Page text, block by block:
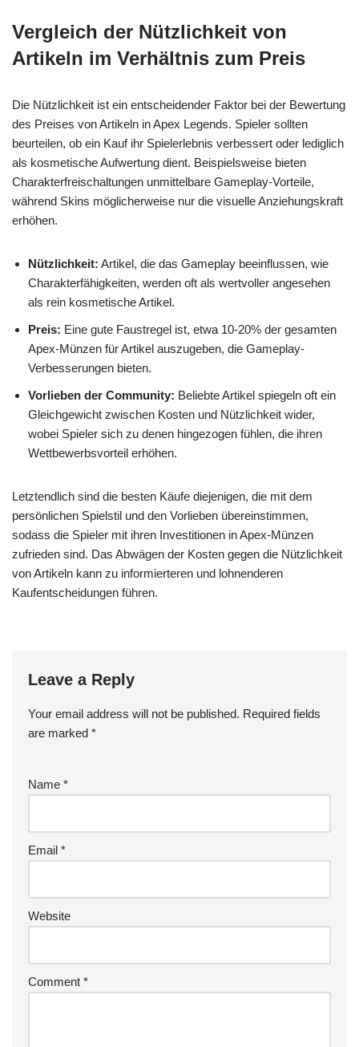
Vergleich der Nützlichkeit von
Artikeln im Verhältnis zum Preis
Die Nützlichkeit ist ein entscheidender Faktor bei der Bewertung
des Preises von Artikeln in Apex Legends. Spieler sollten
beurteilen, ob ein Kauf ihr Spielerlebnis verbessert oder lediglich
als kosmetische Aufwertung dient. Beispielsweise bieten
Charakterfreischaltungen unmittelbare Gameplay-Vorteile,
während Skins möglicherweise nur die visuelle Anziehungskraft
erhöhen.
Nützlichkeit: Artikel, die das Gameplay beeinflussen, wie
Charakterfähigkeiten, werden oft als wertvoller angesehen
als rein kosmetische Artikel.
Preis: Eine gute Faustregel ist, etwa 10-20% der gesamten
Apex-Münzen für Artikel auszugeben, die Gameplay-
Verbesserungen bieten.
Vorlieben der Community: Beliebte Artikel spiegeln oft ein
Gleichgewicht zwischen Kosten und Nützlichkeit wider,
wobei Spieler sich zu denen hingezogen fühlen, die ihren
Wettbewerbsvorteil erhöhen.
Letztendlich sind die besten Käufe diejenigen, die mit dem
persönlichen Spielstil und den Vorlieben übereinstimmen,
sodass die Spieler mit ihren Investitionen in Apex-Münzen
zufrieden sind. Das Abwägen der Kosten gegen die Nützlichkeit
von Artikeln kann zu informierteren und lohnenderen
Kaufentscheidungen führen.
Leave a Reply
Your email address will not be published. Required fields
are marked *
Name *
Email *
Website
Comment *